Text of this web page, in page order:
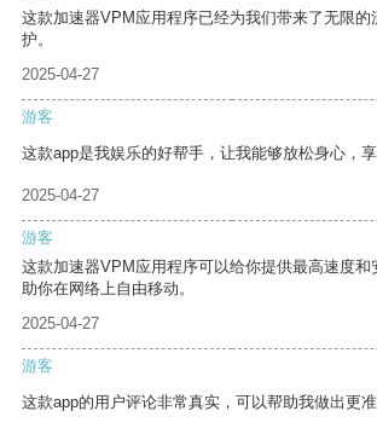
这款加速器VPM应用程序已经为我们带来了无限的
护。
2025-04-27
游客
这款app是我娱乐的好帮手，让我能够放松身心，享
2025-04-27
游客
这款加速器VPM应用程序可以给你提供最高速度和
助你在网络上自由移动。
2025-04-27
游客
这款app的用户评论非常真实，可以帮助我做出更准